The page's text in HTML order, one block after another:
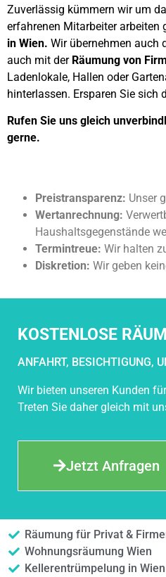
Zuverlässig kümmern wir um
erfahrenen Mitarbeiter arbeiten
in Wien. Wir übernehmen auch
auch mit der Räumung von
Ladenlokale, Hallen oder
hinterlassen. Ersparen Sie sich
Rufen Sie uns gleich
gerne.
Preistransparenz: Unser
Wertanrechnung:
Haushaltsgegenstände
Termintreue: Wir halten
Diskretion: Wir geben
KOSTENLOSE
ANFAHRT, BESICHTIGUNG,
Wir bieten unseren Kunden
Treten Sie daher gleich mit
Jetzt Anfragen
Räumung für Privat &
Wohnungsräumung Wien
Kellerentrümpelung in Wien